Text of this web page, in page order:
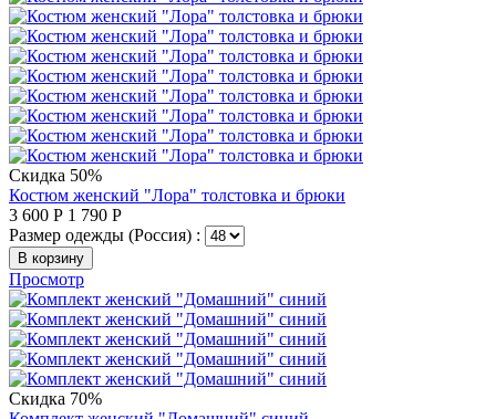
Скидка 50%
Костюм женский "Лора" толстовка и брюки
3 600 Р 1 790 Р
Размер одежды (Россия) :
В корзину
Просмотр
Скидка 70%